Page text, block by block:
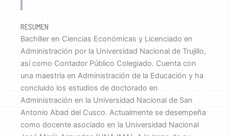
RESUMEN
Bachiller en Ciencias Económicas y Licenciado en
Administración por la Universidad Nacional de Trujillo,
así como Contador Público Colegiado. Cuenta con
una maestría en Administración de la Educación y ha
concluido los estudios de doctorado en
Administración en la Universidad Nacional de San
Antonio Abad del Cusco. Actualmente se desempeña
como docente asociado en la Universidad Nacional